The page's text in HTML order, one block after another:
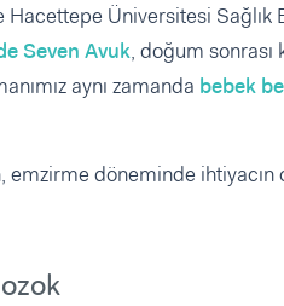
Hacettepe Üniversitesi
Seven Avuk, doğum
aynı zamanda bebek
emzirme döneminde